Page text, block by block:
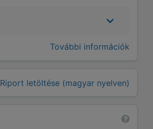
Riport letöltése (magyar nyelven)
További információk